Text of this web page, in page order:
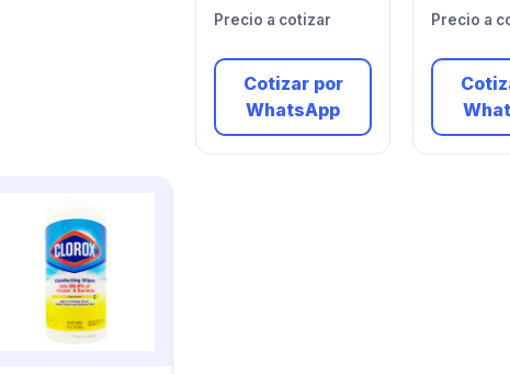
Precio a cotizar
Cotizar por
WhatsApp
Precio a